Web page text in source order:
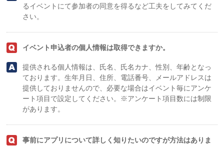
るイベントにて参加者の同意を得るなど工夫をしてみてくだ
さい。
イベント申込者の個人情報は取得できますか。
提供される個人情報は、氏名、氏名カナ、性別、年齢となっ
ております。生年月日、住所、電話番号、メールアドレスは
提供しておりませんので、必要な場合はイベント毎にアンケ
ート項目で設定してください。※アンケート項目数には制限
があります。
事前にアプリについて詳しく知りたいのですが方法はありま